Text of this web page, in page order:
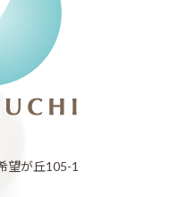
望が丘105-1